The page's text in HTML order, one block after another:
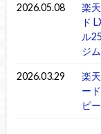
2026.05.08
楽
ド
ル
ジ
2026.03.29
楽
ー
ピ